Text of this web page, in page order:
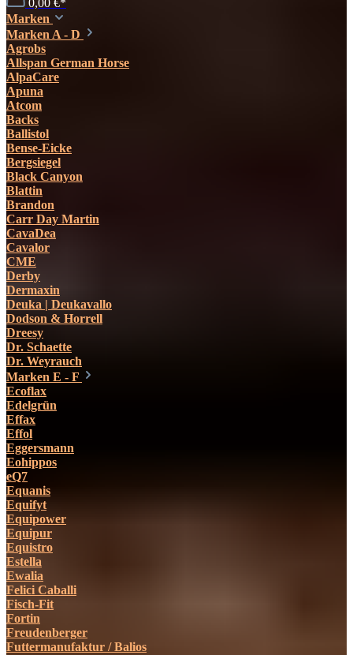
0,00 €*
Marken
Marken A - D
Agrobs
Allspan German Horse
AlpaCare
Apuna
Atcom
Backs
Ballistol
Bense-Eicke
Bergsiegel
Black Canyon
Blattin
Brandon
Carr Day Martin
CavaDea
Cavalor
CME
Derby
Dermaxin
Deuka | Deukavallo
Dodson & Horrell
Dreesy
Dr. Schaette
Dr. Weyrauch
Marken E - F
Ecoflax
Edelgrün
Effax
Effol
Eggersmann
Eohippos
eQ7
Equanis
Equifyt
Equipower
Equipur
Equistro
Estella
Ewalia
Felici Caballi
Fisch-Fit
Fortin
Freudenberger
Futtermanufaktur / Balios